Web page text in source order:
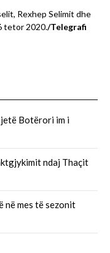
Rexhep Selimit dhe
tetor 2020./Telegrafi
Botërori im i
ndaj Thaçit
në mes të sezonit